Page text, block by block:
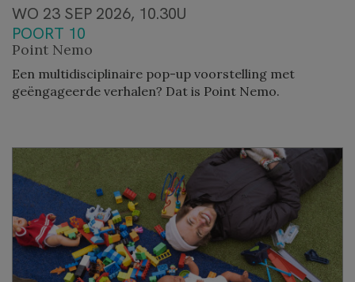
WO 23 SEP 2026, 10.30U
POORT 10
Point Nemo
Een multidisciplinaire pop-up voorstelling met
geëngageerde verhalen? Dat is Point Nemo.